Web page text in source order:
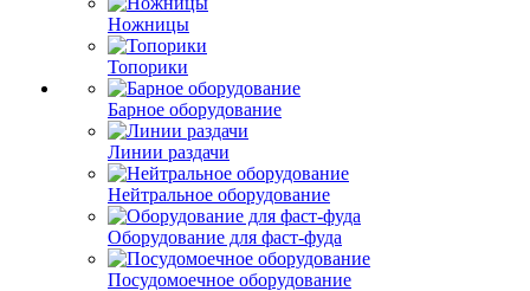
Ножницы
Топорики
Барное оборудование
Линии раздачи
Нейтральное оборудование
Оборудование для фаст-фуда
Посудомоечное оборудование